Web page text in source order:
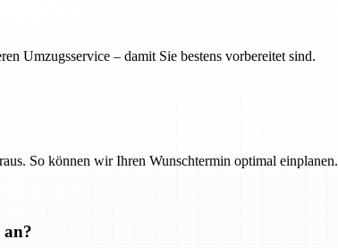
Umzugsservice – damit Sie bestens vorbereitet sind.
So können wir Ihren Wunschtermin optimal einplanen.